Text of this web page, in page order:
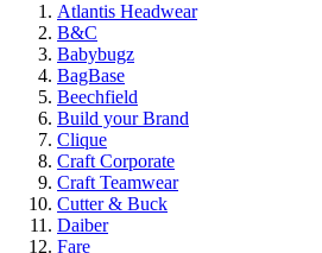
Atlantis Headwear
B&C
Babybugz
BagBase
Beechfield
Build your Brand
Clique
Craft Corporate
Craft Teamwear
Cutter & Buck
Daiber
Fare